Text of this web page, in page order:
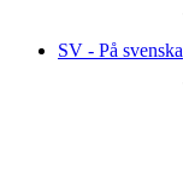
SV - På svenska